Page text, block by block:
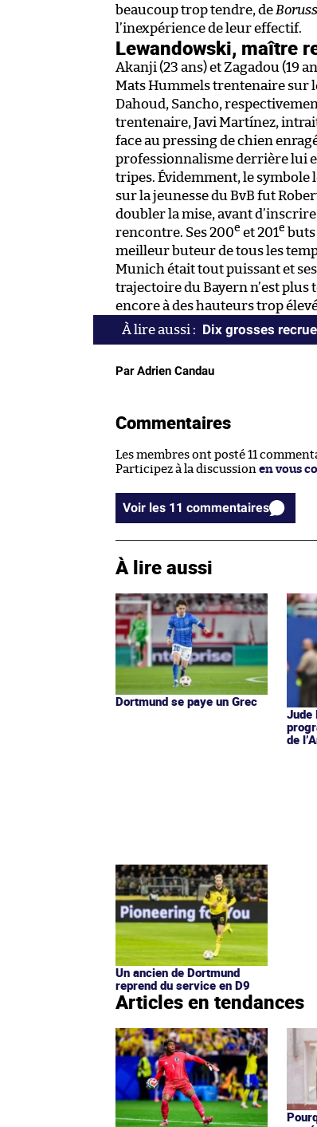
beaucoup trop tendre, de
l’inexpérience de leur effectif.
Lewandowski, maître
Akanji (23 ans) et Zagadou (19
Mats Hummels trentenaire sur
Dahoud, Sancho,
trentenaire, Javi Martínez,
face au pressing de chien
professionnalisme derrière lui
tripes. Évidemment, le symbole
sur la jeunesse du BvB fut
doubler la mise, avant
rencontre. Ses 200e et 201e buts
meilleur buteur de tous les
Munich était tout puissant et
trajectoire du Bayern n’est
encore à des hauteurs trop
Dix grosses
Par Adrien Candau
Commentaires
Les membres ont posté 11
Participez à la discussion en vous
Voir les 11 commentaires
À lire aussi
Dortmund se paye un Grec
Jude
de
Un ancien de Dortmund
reprend du service en D9
Articles en tendances